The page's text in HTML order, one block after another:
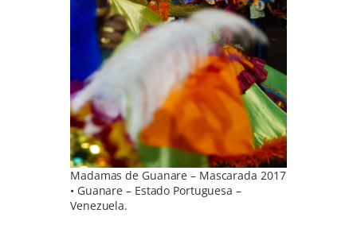
Madamas de Guanare – Mascarada 2017
• Guanare – Estado Portuguesa –
Venezuela.